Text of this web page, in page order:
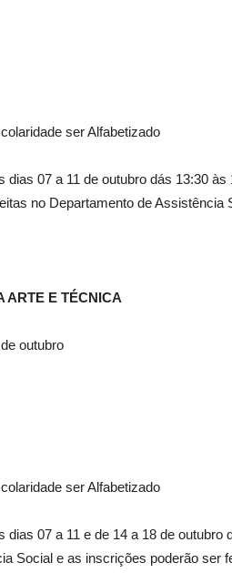
ser Alfabetizado
07 a 11 de outubro dás 13:30
no Departamento de Assistência
ARTE E TÉCNICA
outubro
ser Alfabetizado
07 a 11 e de 14 a 18 de outubro
Social e as inscrições poderão ser